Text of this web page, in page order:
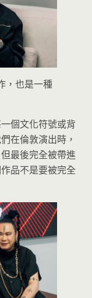
，也是一種
個文化符號或背
在倫敦演出時，
最後完全被帶進
品不是要被完全